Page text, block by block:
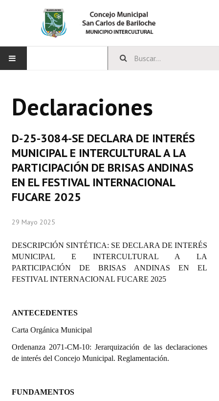
CONCEJO
Integrantes del Concejo
Comisiones Permanentes
Comisiones Especiales
LEGISLACIÓN
Constitución Nacional
Carta Orgánica 2007
Reglamento Interno
Digesto
DOCUMENTOS
Declaraciones
D-25-3084-SE DECLARA DE INTERÉS
MUNICIPAL E INTERCULTURAL A LA
PARTICIPACIÓN DE BRISAS ANDINAS
EN EL FESTIVAL INTERNACIONAL
FUCARE 2025
29 Mayo 2025
DESCRIPCIÓN SINTÉTICA: SE DECLARA DE INTERÉS
MUNICIPAL E INTERCULTURAL A LA
PARTICIPACIÓN DE BRISAS ANDINAS EN EL
FESTIVAL INTERNACIONAL FUCARE 2025
ANTECEDENTES
Carta Orgánica Municipal
Ordenanza 2071-CM-10: Jerarquización de las declaraciones
de interés del Concejo Municipal. Reglamentación.
FUNDAMENTOS